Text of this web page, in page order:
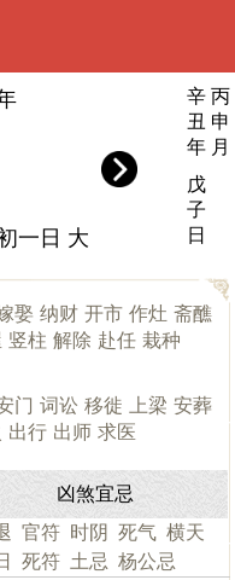
辛
丑
年
丙
申
月
戊
子
日
一日 大
娶 纳财 开市 作灶 斋醮
竖柱 解除 赴任 栽种
门 词讼 移徙 上梁 安葬
出行 出师 求医
凶煞宜忌
官符 时阴 死气 横天
死符 土忌 杨公忌